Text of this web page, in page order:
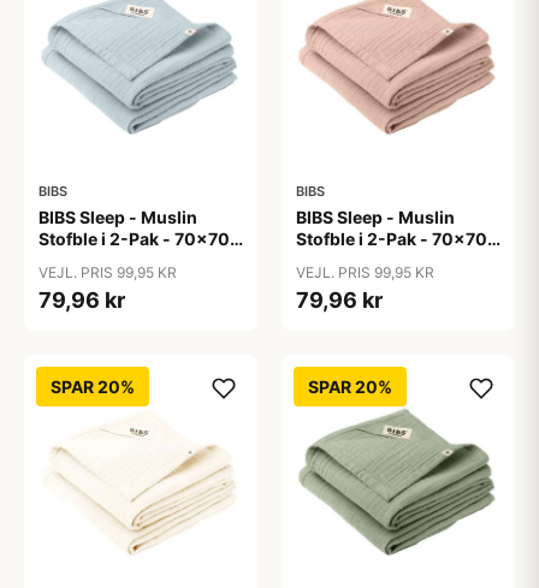
BIBS
BIBS Sleep - Muslin
Stofble i 2-Pak - 70x70
VEJL. PRIS 99,95 KR
79,96 kr
BIBS
BIBS Sleep - Muslin
Stofble i 2-Pak - 70x70
VEJL. PRIS 99,95 KR
79,96 kr
SPAR 20% SPAR 20%